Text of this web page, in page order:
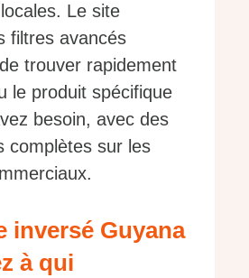
Le site
filtres avancés
trouver rapidement
le produit spécifique
besoin, avec des
complètes sur les
inversé Guyana
à qui